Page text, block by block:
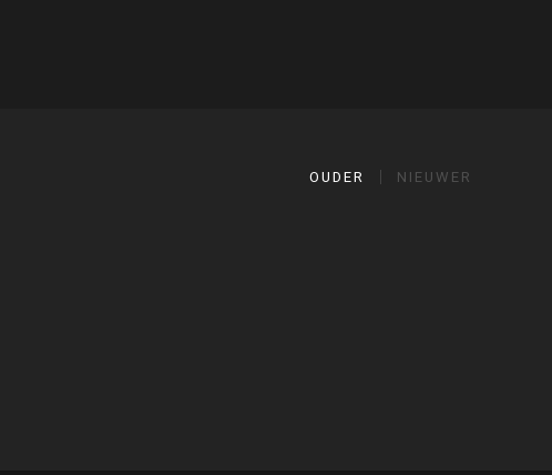
OUDER NIEUWER